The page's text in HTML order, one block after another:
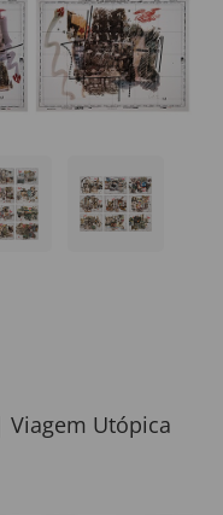
Utópica